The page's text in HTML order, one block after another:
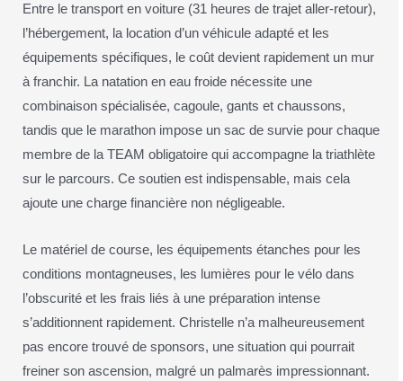
Entre le transport en voiture (31 heures de trajet aller-retour),
l’hébergement, la location d’un véhicule adapté et les
équipements spécifiques, le coût devient rapidement un mur
à franchir. La natation en eau froide nécessite une
combinaison spécialisée, cagoule, gants et chaussons,
tandis que le marathon impose un sac de survie pour chaque
membre de la TEAM obligatoire qui accompagne la triathlète
sur le parcours. Ce soutien est indispensable, mais cela
ajoute une charge financière non négligeable.
Le matériel de course, les équipements étanches pour les
conditions montagneuses, les lumières pour le vélo dans
l’obscurité et les frais liés à une préparation intense
s’additionnent rapidement. Christelle n’a malheureusement
pas encore trouvé de sponsors, une situation qui pourrait
freiner son ascension, malgré un palmarès impressionnant.